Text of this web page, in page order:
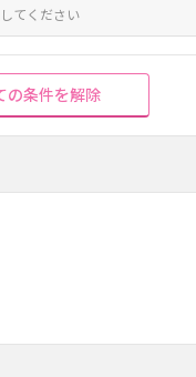
の条件を解除